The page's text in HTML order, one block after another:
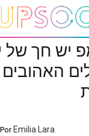
יש חך של
Por Emilia Lara